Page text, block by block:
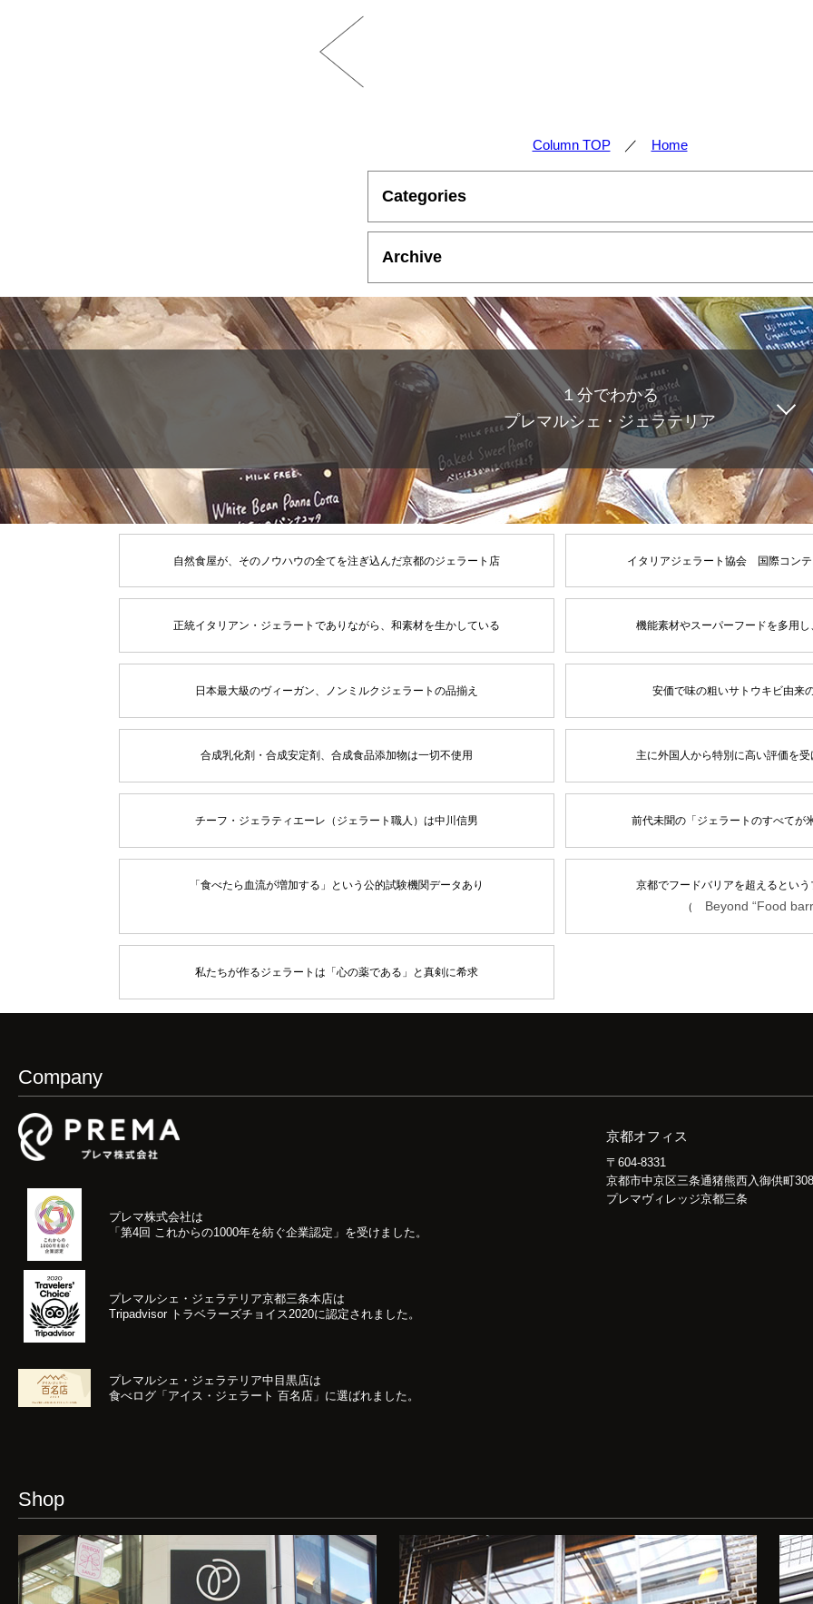
Column TOP／ Home
Categories
Archive
１分でわかる
プレマルシェ・ジェラテリア
自然食屋が、そのノウハウの全てを注ぎ込んだ京都のジェラート店 イタリアジェラート協会 国際コン
正統イタリアン・ジェラートでありながら、和素材を生かしている 機能素材やスーパーフードを多用
日本最大級のヴィーガン、ノンミルクジェラートの品揃え 安価で味の粗いサトウキビ由来
合成乳化剤・合成安定剤、合成食品添加物は一切不使用 主に外国人から特別に高い評価を
チーフ・ジェラティエーレ（ジェラート職人）は中川信男 前代未聞の「ジェラートのすべてが
「食べたら血流が増加する」という公的試験機関データあり
京都でフードバリアを超えるとい
（
Beyond “Food
私たちが作るジェラートは「心の薬である」と真剣に希求
Company
プレマ株式会社は
「第4回 これからの1000年を紡ぐ企業認定」 を受けました。
プレマルシェ・ジェラテリア京都三条本店は
Tripadvisor トラベラーズチョイス2020に認定されました。
プレマルシェ・ジェラテリア中目黒店は
食べログ「アイス・ジェラート 百名店」に選ばれました。
京都オフィス
〒604-8331
京都市中京区三条通猪熊西入御供町
プレマヴィレッジ京都三条
Shop